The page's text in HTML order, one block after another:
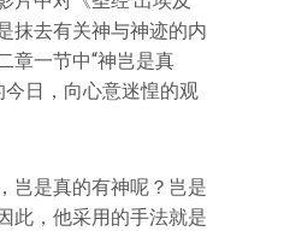
抹去有关神与神迹的内
章一节中“神岂是真
日，向心意迷惶的观
岂是真的有神呢？岂是
此，他采用的手法就是